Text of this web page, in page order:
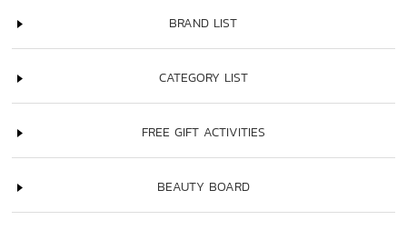
BRAND LIST
CATEGORY LIST
FREE GIFT ACTIVITIES
BEAUTY BOARD